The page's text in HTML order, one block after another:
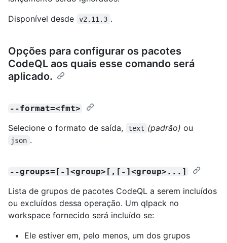
Disponível desde
v2.11.3 .
Opções para configurar os pacotes
CodeQL aos quais esse comando será
aplicado.
--format=<fmt>
Selecione o formato de saída, text (padrão) ou
json .
--groups=[-]<group>[,[-]<group>...]
Lista de grupos de pacotes CodeQL a serem incluídos
ou excluídos dessa operação. Um qlpack no
workspace fornecido será incluído se:
Ele estiver em, pelo menos, um dos grupos